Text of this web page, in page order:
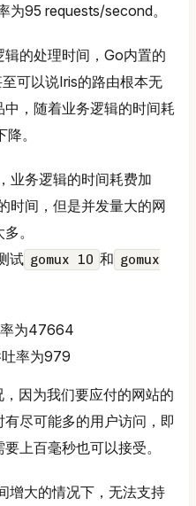
为95 requests/second。
的处理时间，Go内置的
可以说Iris的路由根本无
，随着业务逻辑的时间耗
。
业务逻辑的时间耗费加
时间，但是并发量大的网
。
试 gomux 10 和 gomux
为47664
吐率为979
因为我们要应付的网站的
尽可能多的用户访问，即
上百毫秒也可以接受。
增大的情况下，无法支持